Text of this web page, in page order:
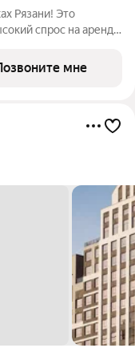
Рязани! Это
спрос на аренду
мне